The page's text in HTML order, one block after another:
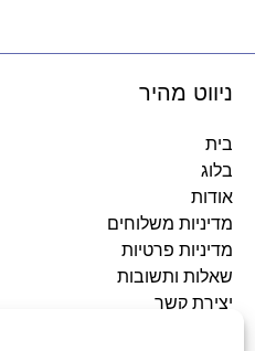
ניווט מהיר
בית
בלוג
אודות
מדיניות משלוחים
מדיניות פרטיות
שאלות ותשובות
יצירת קשר